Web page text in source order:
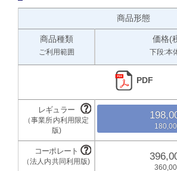
商品形態
商品種類
ご利用範囲
価格(
下段:本
PDF